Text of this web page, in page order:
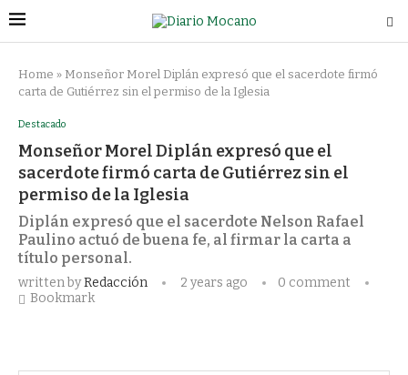
Home » Monseñor Morel Diplán expresó que el sacerdote firmó
carta de Gutiérrez sin el permiso de la Iglesia
Destacado
Monseñor Morel Diplán expresó que el
sacerdote firmó carta de Gutiérrez sin el
permiso de la Iglesia
Diplán expresó que el sacerdote Nelson Rafael
Paulino actuó de buena fe, al firmar la carta a
título personal.
written byRedacción 2 years ago
0 comment
Bookmark